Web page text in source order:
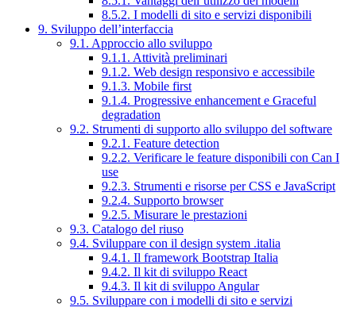
8.5.2. I modelli di sito e servizi disponibili
9. Sviluppo dell’interfaccia
9.1. Approccio allo sviluppo
9.1.1. Attività preliminari
9.1.2. Web design responsivo e accessibile
9.1.3. Mobile first
9.1.4. Progressive enhancement e Graceful
degradation
9.2. Strumenti di supporto allo sviluppo del software
9.2.1. Feature detection
9.2.2. Verificare le feature disponibili con Can I
use
9.2.3. Strumenti e risorse per CSS e JavaScript
9.2.4. Supporto browser
9.2.5. Misurare le prestazioni
9.3. Catalogo del riuso
9.4. Sviluppare con il design system .italia
9.4.1. Il framework Bootstrap Italia
9.4.2. Il kit di sviluppo React
9.4.3. Il kit di sviluppo Angular
9.5. Sviluppare con i modelli di sito e servizi